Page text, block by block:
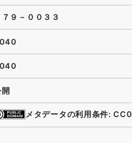
７９－００３３
開
メタデータの利用条件: CC0